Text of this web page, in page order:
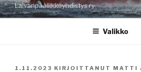
Laivanpäällikköyhdistys ry
Valikko
JULKAISTU
1.11.2023 KIRJOITTANUT MATTI